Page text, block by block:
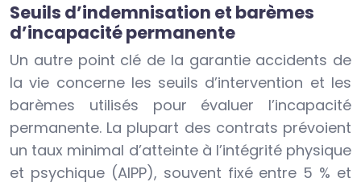
Seuils d’indemnisation et barèmes
d’incapacité permanente
Un autre point clé de la garantie accidents de
la vie concerne les seuils d’intervention et les
barèmes utilisés pour évaluer l’incapacité
permanente. La plupart des contrats prévoient
un taux minimal d’atteinte à l’intégrité physique
et psychique (AIPP), souvent fixé entre 5 % et